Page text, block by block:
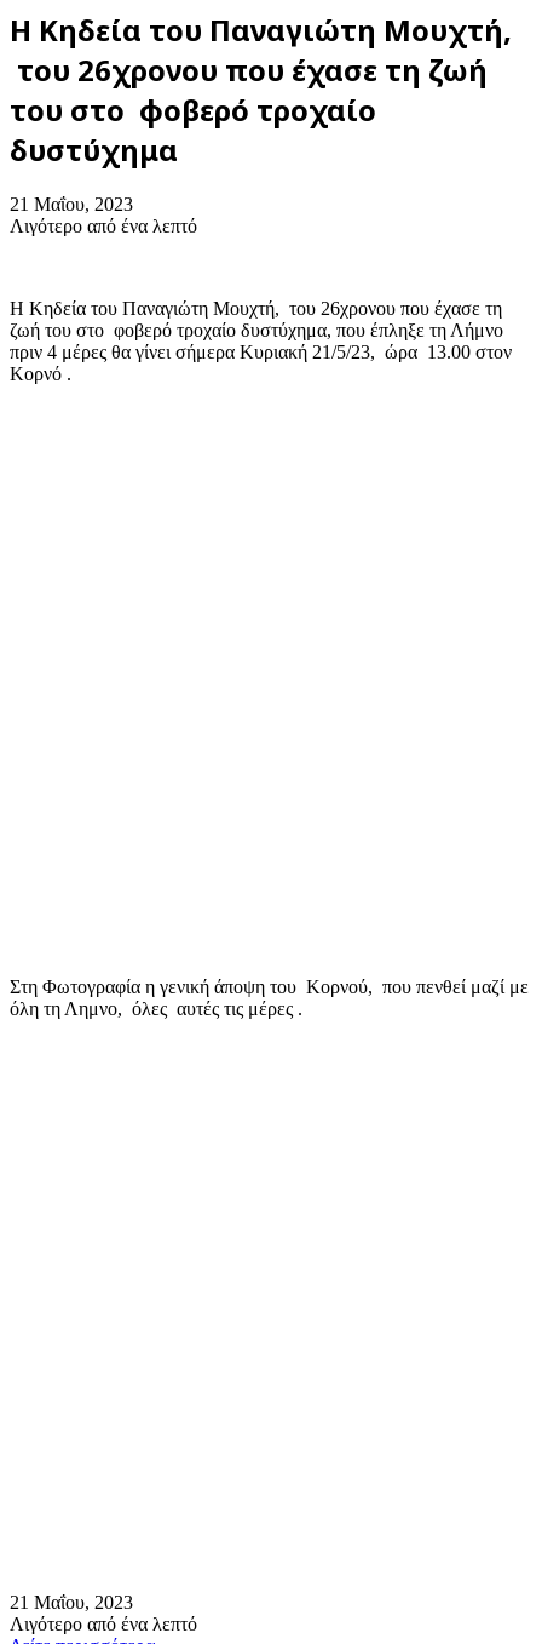
Η Κηδεία του Παναγιώτη Μουχτή,
του 26χρονου που έχασε τη ζωή
του στο φοβερό τροχαίο
δυστύχημα
21 Μαΐου, 2023
Λιγότερο από ένα λεπτό
Η Κηδεία του Παναγιώτη Μουχτή, του 26χρονου που έχασε τη
ζωή του στο φοβερό τροχαίο δυστύχημα, που έπληξε τη Λήμνο
πριν 4 μέρες θα γίνει σήμερα Κυριακή 21/5/23, ώρα 13.00 στον
Κορνό .
Στη Φωτογραφία η γενική άποψη του Κορνού, που πενθεί μαζί με
όλη τη Λημνο, όλες αυτές τις μέρες .
21 Μαΐου, 2023
Λιγότερο από ένα λεπτό